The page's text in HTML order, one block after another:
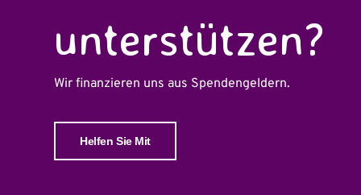
unterstützen?
Wir finanzieren uns aus Spendengeldern.
Helfen Sie Mit